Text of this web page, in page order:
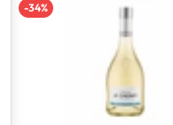
-34%